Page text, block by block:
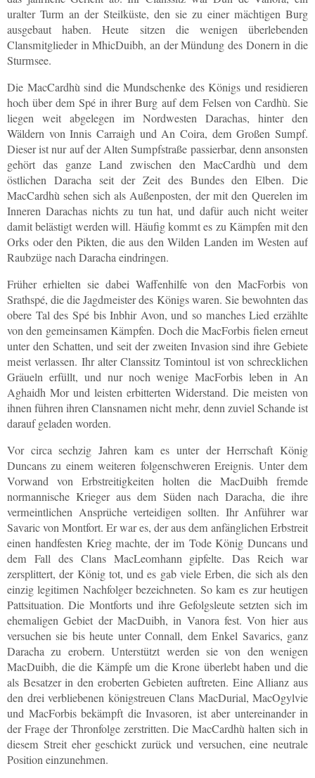
uralter Turm an der Steilküste, den sie zu einer mächtigen Burg
ausgebaut haben. Heute sitzen die wenigen überlebenden
Clansmitglieder in MhicDuibh, an der Mündung des Donern in die
Sturmsee.
Die MacCardhù sind die Mundschenke des Königs und residieren
hoch über dem Spé in ihrer Burg auf dem Felsen von Cardhù. Sie
liegen weit abgelegen im Nordwesten Darachas, hinter den
Wäldern von Innis Carraigh und An Coira, dem Großen Sumpf.
Dieser ist nur auf der Alten Sumpfstraße passierbar, denn ansonsten
gehört das ganze Land zwischen den MacCardhù und dem
östlichen Daracha seit der Zeit des Bundes den Elben. Die
MacCardhù sehen sich als Außenposten, der mit den Querelen im
Inneren Darachas nichts zu tun hat, und dafür auch nicht weiter
damit belästigt werden will. Häufig kommt es zu Kämpfen mit den
Orks oder den Pikten, die aus den Wilden Landen im Westen auf
Raubzüge nach Daracha eindringen.
Früher erhielten sie dabei Waffenhilfe von den MacForbis von
Srathspé, die die Jagdmeister des Königs waren. Sie bewohnten das
obere Tal des Spé bis Inbhir Avon, und so manches Lied erzählte
von den gemeinsamen Kämpfen. Doch die MacForbis fielen erneut
unter den Schatten, und seit der zweiten Invasion sind ihre Gebiete
meist verlassen. Ihr alter Clanssitz Tomintoul ist von schrecklichen
Gräueln erfüllt, und nur noch wenige MacForbis leben in An
Aghaidh Mor und leisten erbitterten Widerstand. Die meisten von
ihnen führen ihren Clansnamen nicht mehr, denn zuviel Schande ist
darauf geladen worden.
Vor circa sechzig Jahren kam es unter der Herrschaft König
Duncans zu einem weiteren folgenschweren Ereignis. Unter dem
Vorwand von Erbstreitigkeiten holten die MacDuibh fremde
normannische Krieger aus dem Süden nach Daracha, die ihre
vermeintlichen Ansprüche verteidigen sollten. Ihr Anführer war
Savaric von Montfort. Er war es, der aus dem anfänglichen Erbstreit
einen handfesten Krieg machte, der im Tode König Duncans und
dem Fall des Clans MacLeomhann gipfelte. Das Reich war
zersplittert, der König tot, und es gab viele Erben, die sich als den
einzig legitimen Nachfolger bezeichneten. So kam es zur heutigen
Pattsituation. Die Montforts und ihre Gefolgsleute setzten sich im
ehemaligen Gebiet der MacDuibh, in Vanora fest. Von hier aus
versuchen sie bis heute unter Connall, dem Enkel Savarics, ganz
Daracha zu erobern. Unterstützt werden sie von den wenigen
MacDuibh, die die Kämpfe um die Krone überlebt haben und die
als Besatzer in den eroberten Gebieten auftreten. Eine Allianz aus
den drei verbliebenen königstreuen Clans MacDurial, MacOgylvie
und MacForbis bekämpft die Invasoren, ist aber untereinander in
der Frage der Thronfolge zerstritten. Die MacCardhù halten sich in
diesem Streit eher geschickt zurück und versuchen, eine neutrale
Position einzunehmen.